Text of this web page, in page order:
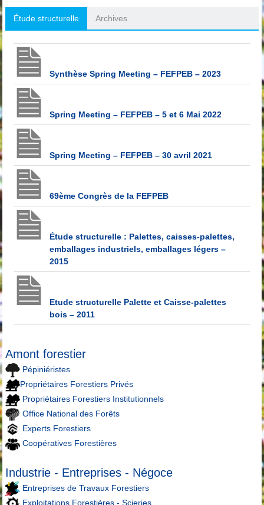
Étude structurelle Archives
Synthèse Spring Meeting – FEFPEB – 2023
Spring Meeting – FEFPEB – 5 et 6 Mai 2022
Spring Meeting – FEFPEB – 30 avril 2021
69ème Congrès de la FEFPEB
Étude structurelle : Palettes, caisses-palettes,
emballages industriels, emballages légers –
2015
Etude structurelle Palette et Caisse-palettes
bois – 2011
Amont forestier
Pépiniéristes
Propriétaires Forestiers Privés
Propriétaires Forestiers Institutionnels
Office National des Forêts
Experts Forestiers
Coopératives Forestières
Industrie - Entreprises - Négoce
Entreprises de Travaux Forestiers
Exploitations Forestières - Scieries